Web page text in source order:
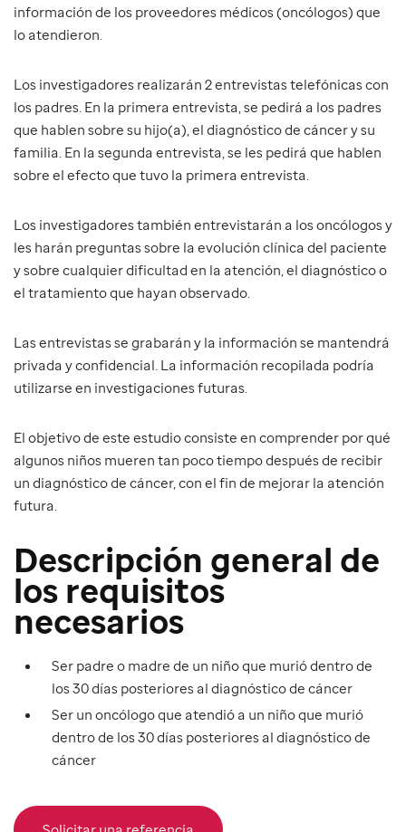
información de los proveedores médicos (oncólogos) que
lo atendieron.
Los investigadores realizarán 2 entrevistas telefónicas con
los padres. En la primera entrevista, se pedirá a los padres
que hablen sobre su hijo(a), el diagnóstico de cáncer y su
familia. En la segunda entrevista, se les pedirá que hablen
sobre el efecto que tuvo la primera entrevista.
Los investigadores también entrevistarán a los oncólogos y
les harán preguntas sobre la evolución clínica del paciente
y sobre cualquier dificultad en la atención, el diagnóstico o
el tratamiento que hayan observado.
Las entrevistas se grabarán y la información se mantendrá
privada y confidencial. La información recopilada podría
utilizarse en investigaciones futuras.
El objetivo de este estudio consiste en comprender por qué
algunos niños mueren tan poco tiempo después de recibir
un diagnóstico de cáncer, con el fin de mejorar la atención
futura.
Descripción general de
los requisitos
necesarios
Ser padre o madre de un niño que murió dentro de
los 30 días posteriores al diagnóstico de cáncer
Ser un oncólogo que atendió a un niño que murió
dentro de los 30 días posteriores al diagnóstico de
cáncer